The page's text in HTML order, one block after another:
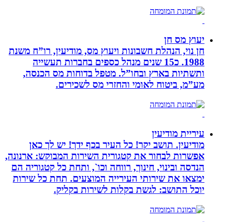
יעוץ מס חן
חן נוי, הנהלת חשבונות ויעוץ מס, מודיעין, רו”ח משנת
1988. כ15 שנים מנהל כספים בחברות תעשייה
ותשתיות בארץ ובחו”ל. מטפל בדוחות מס הכנסה,
מע”מ, ביטוח לאומי והחזרי מס לשכירים.
עיריית מודיעין
מודיעין. תושב יקר! כל העיר בכף ידך! יש לך כאן
אפשרות לבחור את קטגורית השירות המבוקש: ארנונה,
הנדסה ובינוי, חינוך, רווחה וכו`, ותחת כל קטגוריה הם
ימצאו את שירותי העירייה המוצעים. תחת כל שירות
יוכל התושב: לגשת בקלות לשירות בקליק.